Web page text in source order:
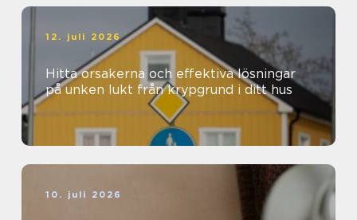
12. juli 2026
Hitta orsakerna och effektiva lösningar
på unken lukt från krypgrund i ditt hus
10. juli 2026